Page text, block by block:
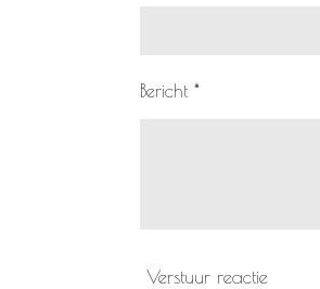
Bericht *
Verstuur reactie